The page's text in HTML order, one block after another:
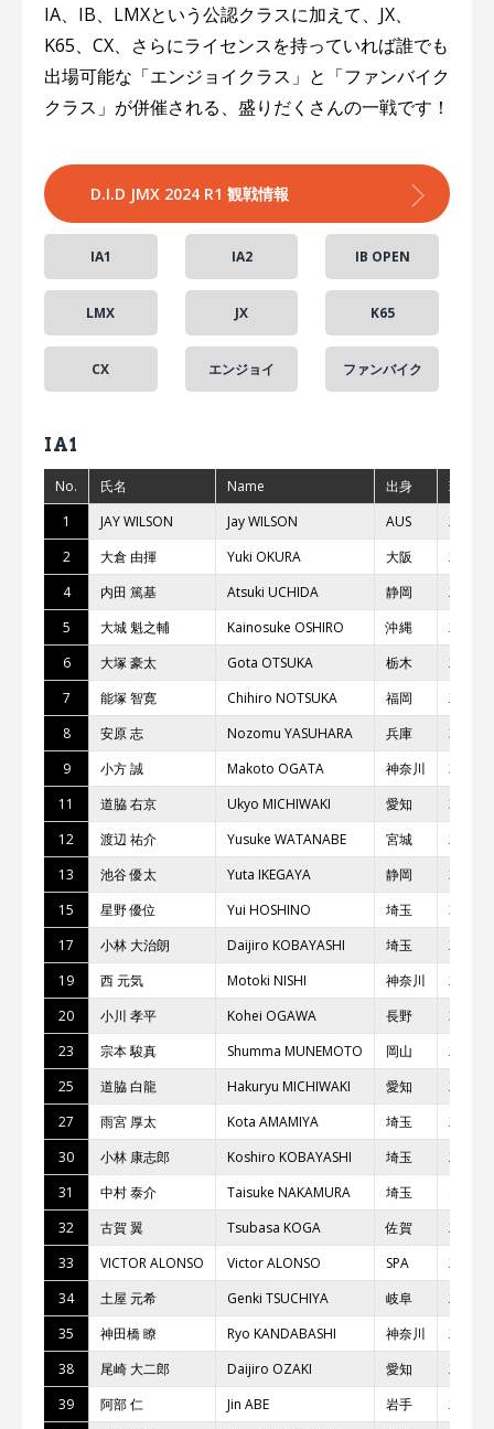
IA、IB、LMXという公認クラスに加えて、JX、
K65、CX、さらにライセンスを持っていれば誰でも
出場可能な「エンジョイクラス」と「ファンバイク
クラス」が併催される、盛りだくさんの一戦です！
D.I.D JMX 2024 R1 観戦情報
IA1 IA2 IB OPEN
LMX JX K65
CX エンジョイ ファンバイク
IA1
No. 氏名 Name 出身
現年齢
1
JAY WILSON Jay WILSON AUS
29
2
⼤倉 由揮 Yuki OKURA ⼤阪
25
4
内⽥ 篤基 Atsuki UCHIDA 静岡
27
5
⼤城 魁之輔 Kainosuke OSHIRO 沖縄
24
6
⼤塚 豪太 Gota OTSUKA 栃⽊
27
7
能塚 智寛 Chihiro NOTSUKA 福岡
27
8
安原 志 Nozomu YASUHARA 兵庫
30
9
⼩⽅ 誠 Makoto OGATA 神奈川
38
11
道脇 右京 Ukyo MICHIWAKI 愛知
30
12
渡辺 祐介 Yusuke WATANABE 宮城
28
13
池⾕ 優太 Yuta IKEGAYA 静岡
34
15
星野 優位 Yui HOSHINO 埼⽟
35
17
⼩林 ⼤治朗 Daijiro KOBAYASHI 埼⽟
21
19
⻄ 元気 Motoki NISHI 神奈川
29
20
⼩川 孝平 Kohei OGAWA ⻑野
30
23
宗本 駿真 Shumma MUNEMOTO 岡⼭
28
25
道脇 ⽩⿓ Hakuryu MICHIWAKI 愛知
26
27
⾬宮 厚太 Kota AMAMIYA 埼⽟
22
30
⼩林 康志郎 Koshiro KOBAYASHI 埼⽟
23
31
中村 泰介 Taisuke NAKAMURA 埼⽟
32
古賀 翼 Tsubasa KOGA 佐賀
28
33
VICTOR ALONSO Victor ALONSO SPA
20
34
⼟屋 元希 Genki TSUCHIYA 岐⾩
26
35
神⽥橋 瞭 Ryo KANDABASHI 神奈川
23
38
尾崎 ⼤⼆郎 Daijiro OZAKI 愛知
28
39
阿部 仁 Jin ABE 岩⼿
23